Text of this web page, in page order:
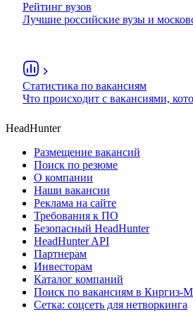
Рейтинг вузов
Лучшие российские вузы и
Статистика по вакансиям
Что происходит с вакансиями,
HeadHunter
Размещение вакансий
Поиск по резюме
О компании
Наши вакансии
Реклама на сайте
Требования к ПО
Безопасный HeadHunter
HeadHunter API
Партнерам
Инвесторам
Каталог компаний
Поиск по вакансиям в Киргиз-
Сетка: соцсеть для нетворкинга